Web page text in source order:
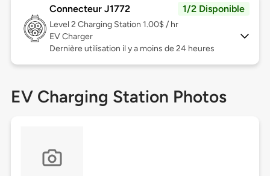
Connecteur J1772 1/2 Disponible
Level 2 Charging Station 1.00$ / hr
EV Charger
Dernière utilisation il y a moins de 24 heures
EV Charging Station Photos